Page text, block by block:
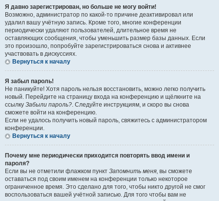
Я давно зарегистрирован, но больше не могу войти!
Возможно, администратор по какой-то причине деактивировал или
удалил вашу учётную запись. Кроме того, многие конференции
периодически удаляют пользователей, длительное время не
оставляющих сообщения, чтобы уменьшить размер базы данных. Если
это произошло, попробуйте зарегистрироваться снова и активнее
участвовать в дискуссиях.
Вернуться к началу
Я забыл пароль!
Не паникуйте! Хотя пароль нельзя восстановить, можно легко получить
новый. Перейдите на страницу входа на конференцию и щёлкните на
ссылку Забыли пароль?. Следуйте инструкциям, и скоро вы снова
сможете войти на конференцию.
Если не удалось получить новый пароль, свяжитесь с администратором
конференции.
Вернуться к началу
Почему мне периодически приходится повторять ввод имени и
пароля?
Если вы не отметили флажком пункт Запомнить меня, вы сможете
оставаться под своим именем на конференции только некоторое
ограниченное время. Это сделано для того, чтобы никто другой не смог
воспользоваться вашей учётной записью. Для того чтобы вам не